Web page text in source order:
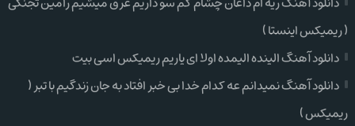
( ریمیکس اینستا )
دانلود آهنگ الینده الیمده اولا ای یاریم ریمیکس اسی بیت
دانلود آهنگ نمیدانم عه کدام خدا بی خبر افتاد به جان زندگیم با تبر (
ریمیکس )